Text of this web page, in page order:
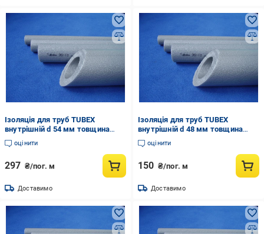
Ізоляція для труб TUBEX
внутрішній d 54 мм товщина
стінки 25 мм (838285379)
оцінити
297 ₴/пог. м
Доставимо
Ізоляція для труб TUBEX
внутрішній d 48 мм товщина
стінки 20 мм (837271820)
оцінити
150 ₴/пог. м
Доставимо